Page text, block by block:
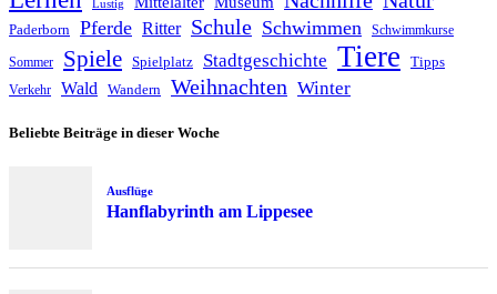
Lustig
Paderborn Pferde Ritter Schule Schwimmen Schwimmkurse
Sommer Spiele Spielplatz Stadtgeschichte Tiere Tipps
Verkehr Wald Wandern Weihnachten Winter
Beliebte Beiträge in dieser Woche
Ausflüge
Hanflabyrinth am Lippesee